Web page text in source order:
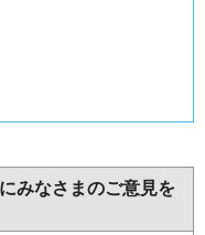
みなさまのご意見を